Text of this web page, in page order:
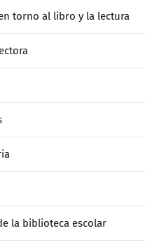
torno al libro y la lectura
la biblioteca escolar